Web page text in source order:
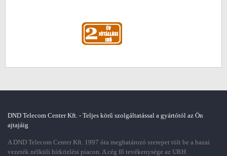
DND Telecom Center Kft. - Teljes körű szolgáltatással a gyártótól az Ön
ajtajáig
A DND Telecom Center Kft. 1997 óta meghatározó szerepet tölt be a hazai
vezeték nélküli hírközlési piacon. A cég fő tevékenysége az URH